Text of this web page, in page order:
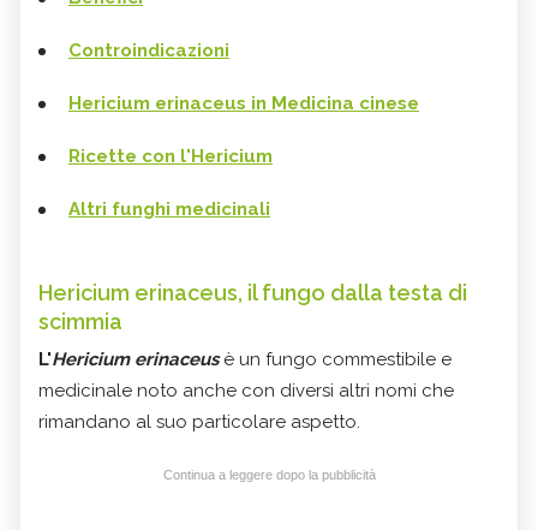
Controindicazioni
Hericium erinaceus in Medicina cinese
Ricette con l'Hericium
Altri funghi medicinali
Hericium erinaceus, il fungo dalla testa di
scimmia
L'Hericium erinaceusè un fungo commestibile e
medicinale noto anche con diversi altri nomi che
rimandano al suo particolare aspetto.
Continua a leggere dopo la pubblicità